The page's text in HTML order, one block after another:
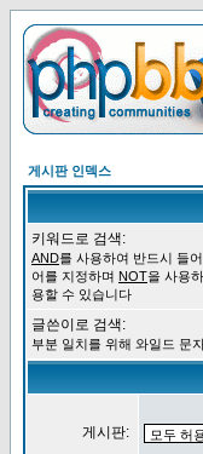
게시판 인덱스
키워드로 검색:
AND를 사용하여 반드시 들
어를 지정하며 NOT을 사용
용할 수 있습니다
글쓴이로 검색:
부분 일치를 위해 와일드 문
게시판: